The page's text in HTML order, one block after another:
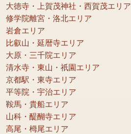
大徳寺・上賀茂神社・西賀茂エリア
修学院離宮・洛北エリア
岩倉エリア
比叡山・延暦寺エリア
大原・三千院エリア
清水寺・東山・祇園エリア
京都駅・東寺エリア
平等院・宇治エリア
鞍馬・貴船エリア
山科・醍醐寺エリア
高尾・栂尾エリア